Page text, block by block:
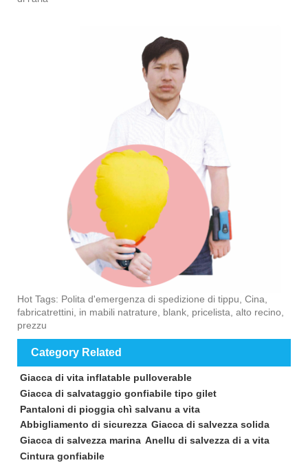
Hot Tags: Polita d'emergenza di spedizione di tippu, Cina,
fabricatrettini, in mabili natrature, blank, pricelista, alto recino,
prezzu
Category Related
Giacca di vita inflatable pulloverable
Giacca di salvataggio gonfiabile tipo gilet
Pantaloni di pioggia chì salvanu a vita
Abbigliamento di sicurezza Giacca di salvezza solida
Giacca di salvezza marina Anellu di salvezza di a vita
Cintura gonfiabile